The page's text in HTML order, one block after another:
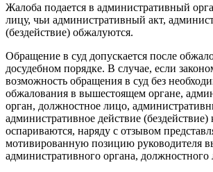
Жалоба подается в административный
лицу, чьи административный акт,
(бездействие) обжалуются.
Обращение в суд допускается после
досудебном порядке. В случае, если
возможность обращения в суд без
обжалования в вышестоящем органе,
орган, должностное лицо,
административное действие (бездействие)
оспариваются, наряду с отзывом
мотивированную позицию руководителя
административного органа, должностного